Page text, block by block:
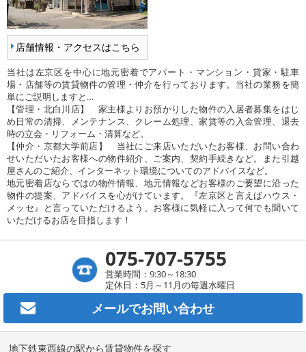
店舗情報・アクセスはこちら
当社は左京区を中心に地元密着でアパート・マンション・貸家・駐車
場・店舗等の賃貸物件の管理・仲介を行っております。当社の業務を簡
単にご説明しますと…
【管理・北白川店】 家主様よりお預かりした物件の入居者募集をはじ
め日常の清掃、メンテナンス、クレーム処理、家賃等の入金管理、退去
時の立会・リフォーム・清算など。
【仲介・京都大学前店】 当社にご来店いただいたお客様、お問い合わ
せいただいたお客様への物件紹介、ご案内、契約手続きなど。また引越
屋さんのご紹介、インターネット環境についてのアドバイスなど。
地元密着店ならではの物件情報、地元情報などお客様のご要望に沿った
物件の提案、アドバイスを心がけています。『左京区と言えばハウス・
メッセ』と言っていただけるよう、お客様に気軽に入って何でも聞いて
いただけるお店を目指します！
075-707-5755
営業時間：9:30～18:30
定休日：5月～11月の毎週水曜日
メールでお問い合わせ
地下鉄東西線の駅から賃貸物件を探す